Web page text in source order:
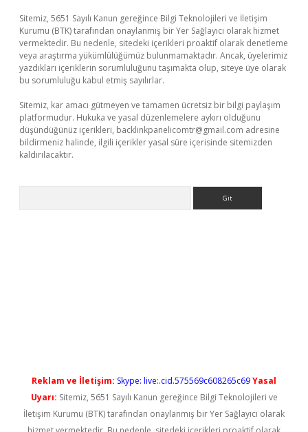
Sitemiz, 5651 Sayılı Kanun gereğince Bilgi Teknolojileri ve İletişim
Kurumu (BTK) tarafından onaylanmış bir Yer Sağlayıcı olarak hizmet
vermektedir. Bu nedenle, sitedeki içerikleri proaktif olarak denetleme
veya araştırma yükümlülüğümüz bulunmamaktadır. Ancak, üyelerimiz
yazdıkları içeriklerin sorumluluğunu taşımakta olup, siteye üye olarak
bu sorumluluğu kabul etmiş sayılırlar.
Sitemiz, kar amacı gütmeyen ve tamamen ücretsiz bir bilgi paylaşım
platformudur. Hukuka ve yasal düzenlemelere aykırı olduğunu
düşündüğünüz içerikleri, backlinkpanelicomtr@gmail.com adresine
bildirmeniz halinde, ilgili içerikler yasal süre içerisinde sitemizden
kaldırılacaktır.
Reklam ve İletişim: Skype: live:.cid.575569c608265c69Yasal
Uyarı: Sitemiz, 5651 Sayılı Kanun gereğince Bilgi Teknolojileri ve
İletişim Kurumu (BTK) tarafından onaylanmış bir Yer Sağlayıcı olarak